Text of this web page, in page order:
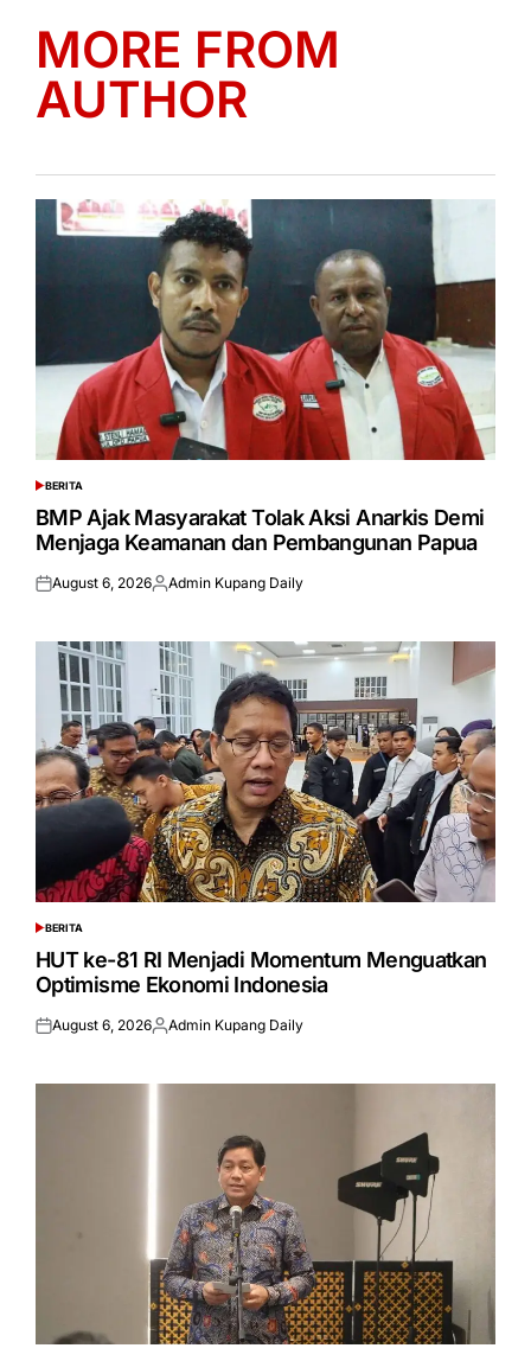
MORE FROM
AUTHOR
POSTED
IN
BERITA
BMP Ajak Masyarakat Tolak Aksi Anarkis Demi
Menjaga Keamanan dan Pembangunan Papua
Posted
August 6, 2026Posted
Admin Kupang Daily
POSTED
IN
BERITA
HUT ke-81 RI Menjadi Momentum Menguatkan
Optimisme Ekonomi Indonesia
Posted
August 6, 2026Posted
Admin Kupang Daily